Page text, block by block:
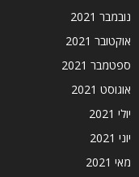
נובמבר 2021
אוקטובר 2021
ספטמבר 2021
אוגוסט 2021
יולי 2021
יוני 2021
מאי 2021